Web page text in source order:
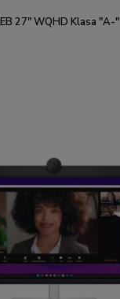
27" WQHD Klasa "A-"